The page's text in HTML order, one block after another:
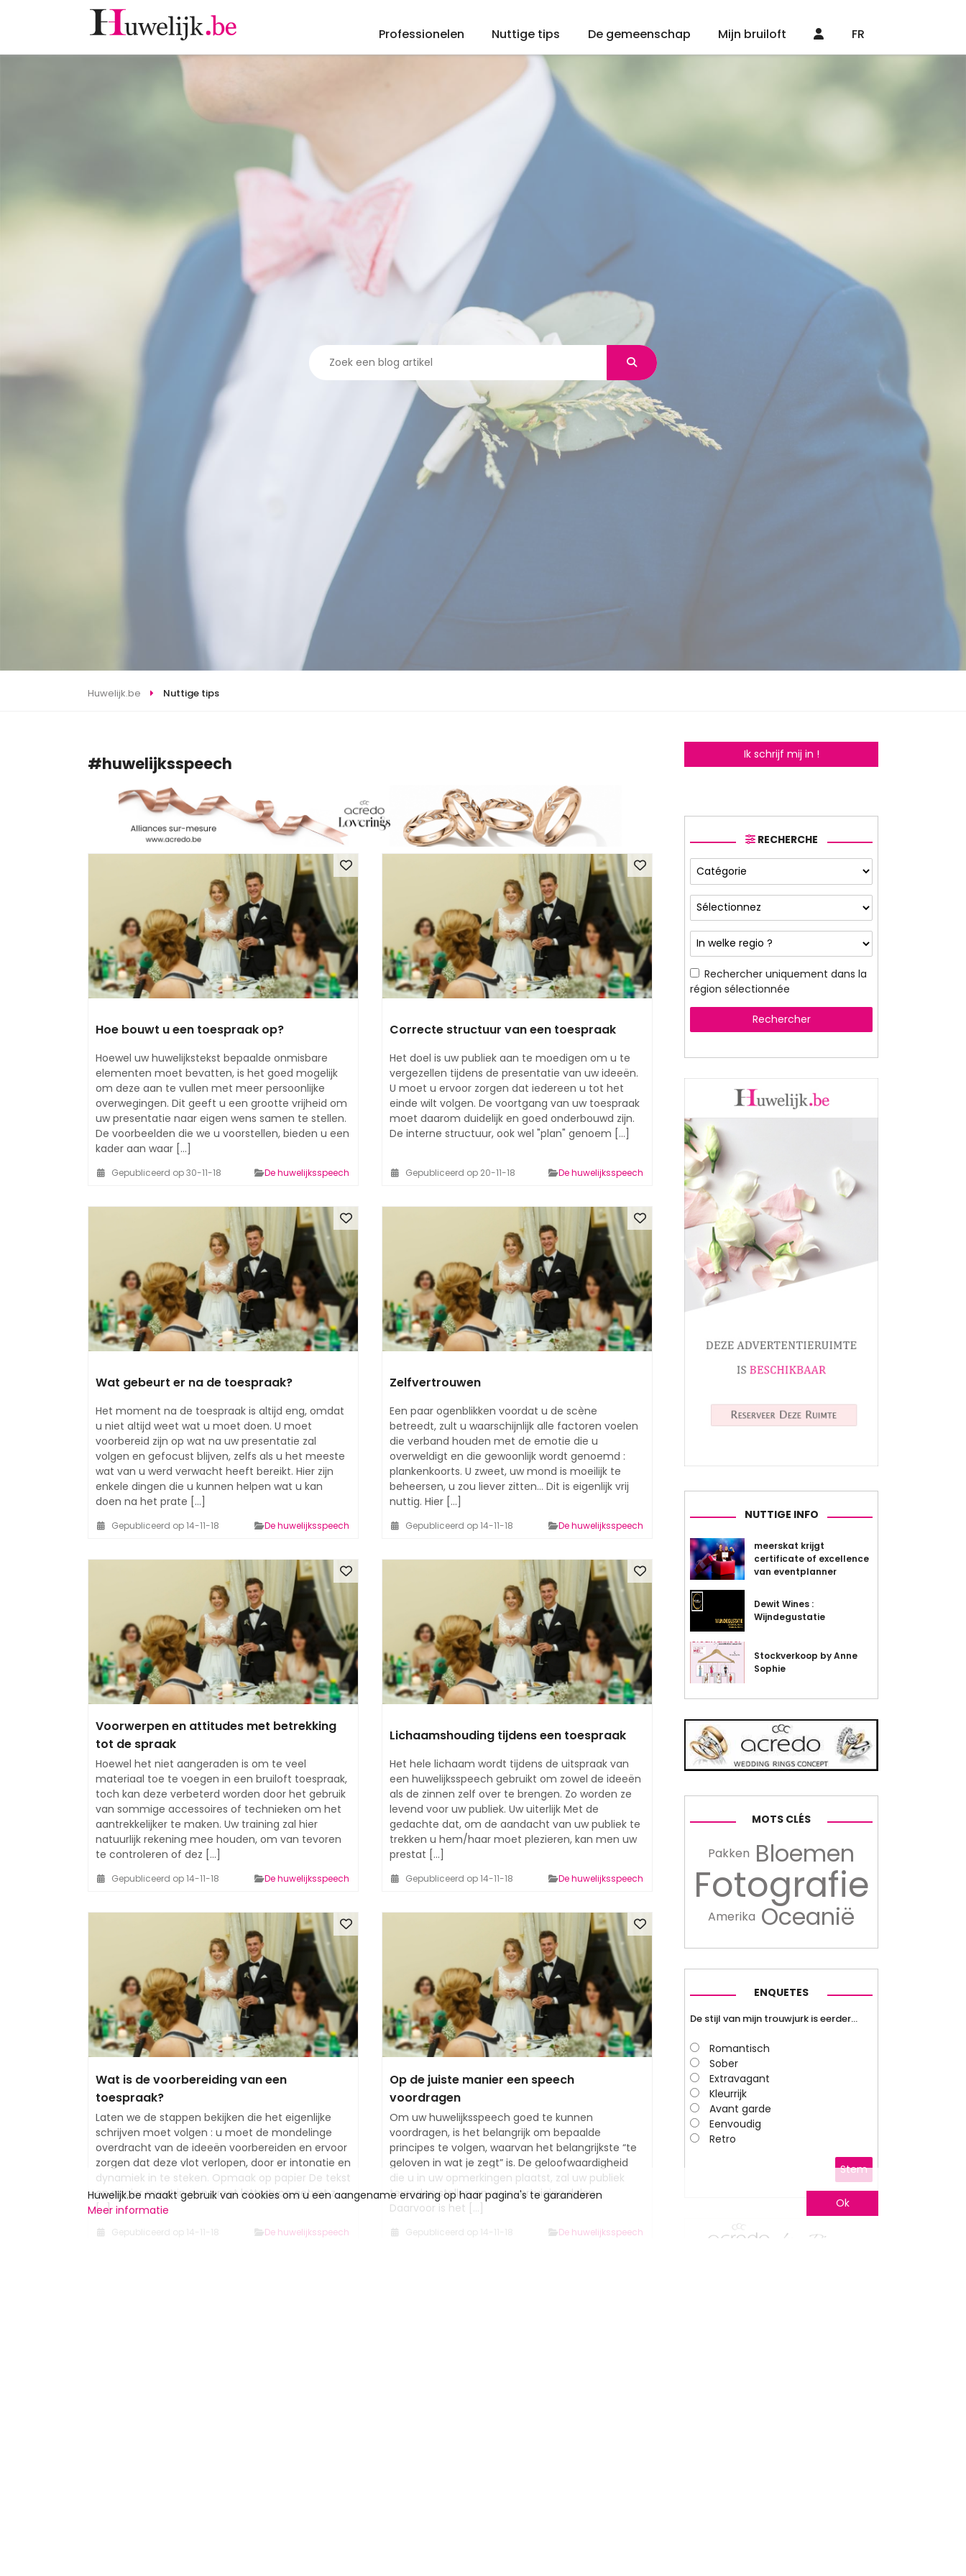
Professionelen Nuttige tips De gemeenschap Mijn bruiloft FR
Huwelijk.be Nuttige tips
#huwelijksspeech
Hoe bouwt u een toespraak op?
Hoewel uw huwelijkstekst bepaalde onmisbare
elementen moet bevatten, is het goed mogelijk
om deze aan te vullen met meer persoonlijke
overwegingen. Dit geeft u een grootte vrijheid om
uw presentatie naar eigen wens samen te stellen.
De voorbeelden die we u voorstellen, bieden u een
kader aan waar [...]
Gepubliceerd op 30-11-18 De huwelijksspeech
Correcte structuur van een toespraak
Het doel is uw publiek aan te moedigen om u te
vergezellen tijdens de presentatie van uw ideeën.
U moet u ervoor zorgen dat iedereen u tot het
einde wilt volgen. De voortgang van uw toespraak
moet daarom duidelijk en goed onderbouwd zijn.
De interne structuur, ook wel "plan" genoem [...]
Gepubliceerd op 20-11-18 De huwelijksspeech
Wat gebeurt er na de toespraak?
Het moment na de toespraak is altijd eng, omdat
u niet altijd weet wat u moet doen. U moet
voorbereid zijn op wat na uw presentatie zal
volgen en gefocust blijven, zelfs als u het meeste
wat van u werd verwacht heeft bereikt. Hier zijn
enkele dingen die u kunnen helpen wat u kan
doen na het prate [...]
Gepubliceerd op 14-11-18 De huwelijksspeech
Zelfvertrouwen
Een paar ogenblikken voordat u de scène
betreedt, zult u waarschijnlijk alle factoren voelen
die verband houden met de emotie die u
overweldigt en die gewoonlijk wordt genoemd :
plankenkoorts. U zweet, uw mond is moeilijk te
beheersen, u zou liever zitten... Dit is eigenlijk vrij
nuttig. Hier [...]
Gepubliceerd op 14-11-18 De huwelijksspeech
Voorwerpen en attitudes met betrekking
tot de spraak
Hoewel het niet aangeraden is om te veel
materiaal toe te voegen in een bruiloft toespraak,
toch kan deze verbeterd worden door het gebruik
van sommige accessoires of technieken om het
aantrekkelijker te maken. Uw training zal hier
natuurlijk rekening mee houden, om van tevoren
te controleren of dez [...]
Gepubliceerd op 14-11-18 De huwelijksspeech
Lichaamshouding tijdens een toespraak
Het hele lichaam wordt tijdens de uitspraak van
een huwelijksspeech gebruikt om zowel de ideeën
als de zinnen zelf over te brengen. Zo worden ze
levend voor uw publiek. Uw uiterlijk Met de
gedachte dat, om de aandacht van uw publiek te
trekken u hem/haar moet plezieren, kan men uw
prestat [...]
Gepubliceerd op 14-11-18 De huwelijksspeech
Wat is de voorbereiding van een
toespraak?
Laten we de stappen bekijken die het eigenlijke
schrijven moet volgen : u moet de mondelinge
overdracht van de ideeën voorbereiden en ervoor
zorgen dat deze vlot verlopen, door er intonatie en
dynamiek in te steken. Opmaak op papier De tekst
op papier moet in een groot lettertype getypt z
[...]
Gepubliceerd op 14-11-18 De huwelijksspeech
Op de juiste manier een speech
voordragen
Om uw huwelijksspeech goed te kunnen
voordragen, is het belangrijk om bepaalde
principes te volgen, waarvan het belangrijkste “te
geloven in wat je zegt” is. De geloofwaardigheid
die u in uw opmerkingen plaatst, zal uw publiek
tevreden stellen en uw overtuiging delen.
Daarvoor is het [...]
Gepubliceerd op 14-11-18 De huwelijksspeech
Ik schrijf mij in !
RECHERCHE
Rechercher uniquement dans la
région sélectionnée
Rechercher
NUTTIGE INFO
meerskat krijgt
certificate of excellence
van eventplanner
Dewit Wines :
Wijndegustatie
Stockverkoop by Anne
Sophie
MOTS CLÉS
Pakken Bloemen
Fotografie
Amerika Oceanië
ENQUETES
De stijl van mijn trouwjurk is eerder…
Romantisch
Sober
Extravagant
Kleurrijk
Avant garde
Eenvoudig
Retro
Stem
Huwelijk.be maakt gebruik van cookies om u een aangename ervaring op haar pagina's te garanderen
Meer informatie
Ok